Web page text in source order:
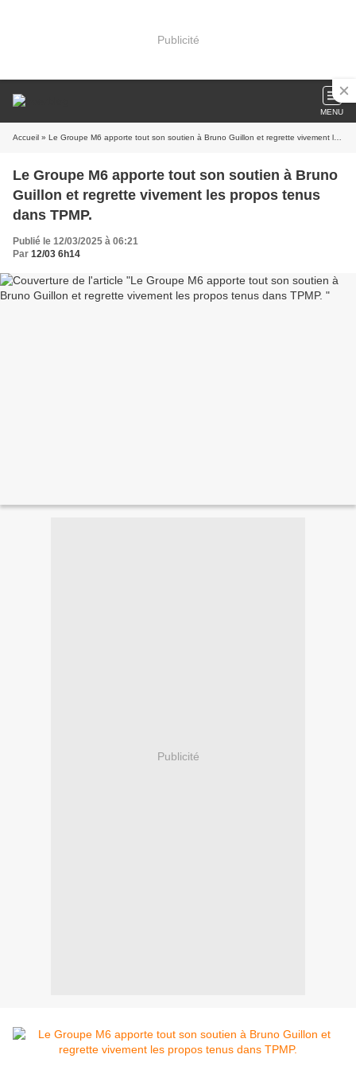
Publicité
MENU
Accueil » Le Groupe M6 apporte tout son soutien à Bruno Guillon et regrette vivement les propos tenus dans TPMP.
Le Groupe M6 apporte tout son soutien à Bruno
Guillon et regrette vivement les propos tenus
dans TPMP.
Publié le 12/03/2025 à 06:21
Par 12/03 6h14
Publicité